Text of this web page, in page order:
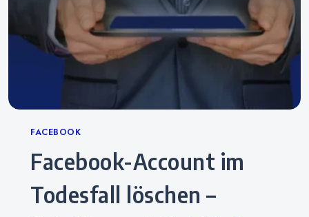
Categories
FACEBOOK
Facebook-Account im
Todesfall löschen –